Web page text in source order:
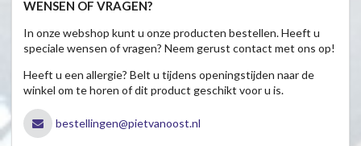
WENSEN OF VRAGEN?
In onze webshop kunt u onze producten bestellen. Heeft u
speciale wensen of vragen? Neem gerust contact met ons op!
Heeft u een allergie? Belt u tijdens openingstijden naar de
winkel om te horen of dit product geschikt voor u is.
bestellingen@pietvanoost.nl